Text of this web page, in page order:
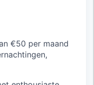
€50 per maand